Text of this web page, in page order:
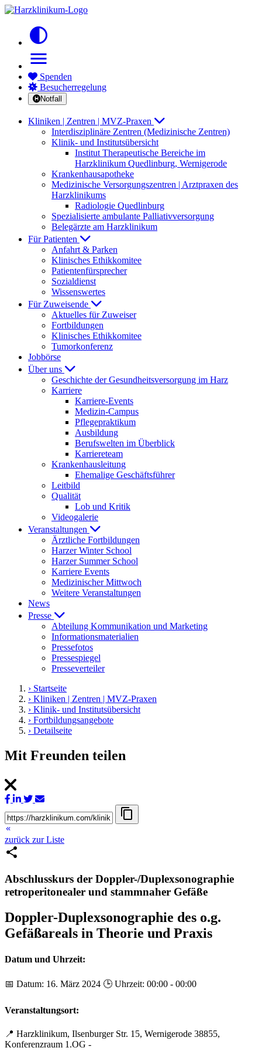
contrast
menu
Spenden
Besucherregelung
Notfall
Kliniken | Zentren | MVZ-Praxen
Interdisziplinäre Zentren (Medizinische Zentren)
Klinik- und Institutsübersicht
Institut Therapeutische Bereiche im
Harzklinikum Quedlinburg, Wernigerode
Krankenhausapotheke
Medizinische Versorgungszentren | Arztpraxen des
Harzklinikums
Radiologie Quedlinburg
Spezialisierte ambulante Palliativversorgung
Belegärzte am Harzklinikum
Für Patienten
Anfahrt & Parken
Klinisches Ethikkomitee
Patientenfürsprecher
Sozialdienst
Wissenswertes
Für Zuweisende
Aktuelles für Zuweiser
Fortbildungen
Klinisches Ethikkomitee
Tumorkonferenz
Jobbörse
Über uns
Geschichte der Gesundheitsversorgung im Harz
Karriere
Karriere-Events
Medizin-Campus
Pflegepraktikum
Ausbildung
Berufswelten im Überblick
Karriereteam
Krankenhausleitung
Ehemalige Geschäftsführer
Leitbild
Qualität
Lob und Kritik
Videogalerie
Veranstaltungen
Ärztliche Fortbildungen
Harzer Winter School
Harzer Summer School
Karriere Events
Medizinischer Mittwoch
Weitere Veranstaltungen
News
Presse
Abteilung Kommunikation und Marketing
Informationsmaterialien
Pressefotos
Pressespiegel
Presseverteiler
› Startseite
› Kliniken | Zentren | MVZ-Praxen
› Klinik- und Institutsübersicht
› Fortbildungsangebote
› Detailseite
Mit Freunden teilen
content_copy
keyboard_double_arrow_left
zurück zur Liste
share
Abschlusskurs der Doppler-/Duplexsonographie
retroperitonealer und stammnaher Gefäße
Doppler-Duplexsonographie des o.g.
Gefäßareals in Theorie und Praxis
Datum und Uhrzeit:
📅 Datum: 16. März 2024 🕒 Uhrzeit: 00:00 - 00:00
Veranstaltungsort:
📍 Harzklinikum, Ilsenburger Str. 15, Wernigerode 38855,
Konferenzraum 1.OG -